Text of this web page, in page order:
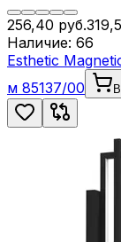
256,40 руб.
Наличие: 66
Esthetic
м 85137/00